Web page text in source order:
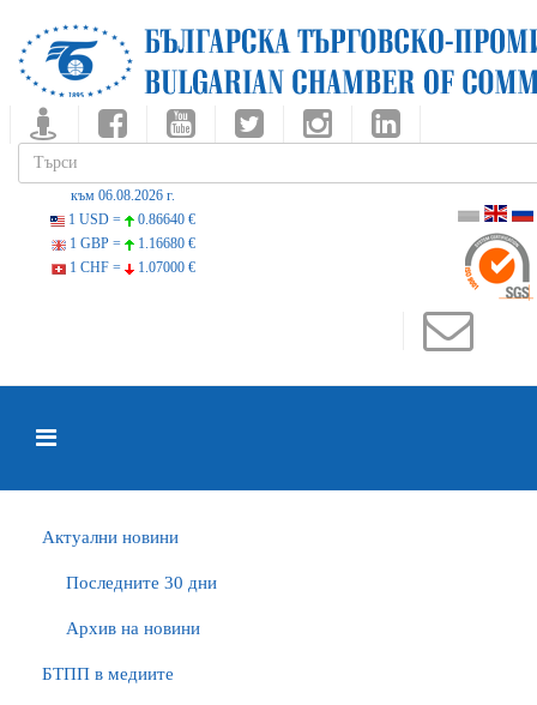
към 06.08.2026 г.
1 USD =
0.86640 €
1 GBP =
1.16680 €
1 CHF =
1.07000 €
Актуални новини
Последните 30 дни
Архив на новини
БTПП в медиите